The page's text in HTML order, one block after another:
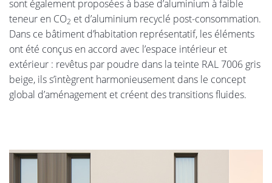
sont également proposées à base d’aluminium à faible
teneur en CO2 et d’aluminium recyclé post-consommation.
Dans ce bâtiment d’habitation représentatif, les éléments
ont été conçus en accord avec l’espace intérieur et
extérieur : revêtus par poudre dans la teinte RAL 7006 gris
beige, ils s’intègrent harmonieusement dans le concept
global d’aménagement et créent des transitions fluides.